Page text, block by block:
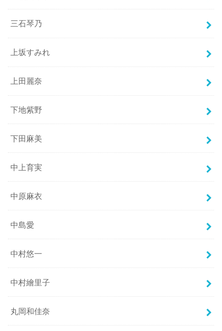
三石琴乃
上坂すみれ
上田麗奈
下地紫野
下田麻美
中上育実
中原麻衣
中島愛
中村悠一
中村繪里子
丸岡和佳奈